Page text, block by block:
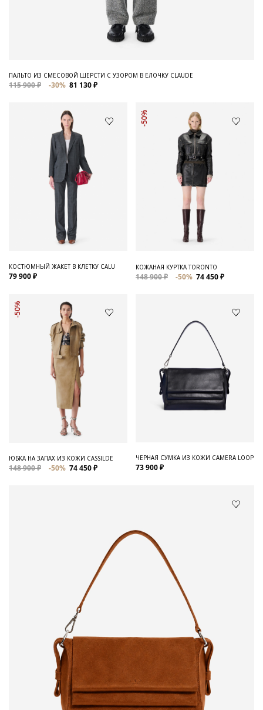
ПАЛЬТО ИЗ СМЕСОВОЙ ШЕРСТИ С УЗОРОМ В ЕЛОЧКУ CLAUDE
115 900 ₽ -30% 81 130 ₽
КОСТЮМНЫЙ ЖАКЕТ В КЛЕТКУ CALU
79 900 ₽
-50%
КОЖАНАЯ КУРТКА TORONTO
148 900 ₽ -50% 74 450 ₽
-50%
ЮБКА НА ЗАПАХ ИЗ КОЖИ CASSILDE
148 900 ₽ -50% 74 450 ₽
ЧЕРНАЯ СУМКА ИЗ КОЖИ CAMERA LOOP
73 900 ₽